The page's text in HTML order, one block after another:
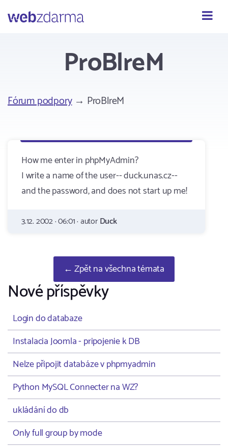
Webzdarma
ProBlreM
Fórum podpory→ ProBlreM
How me enter in phpMyAdmin?
I write a name of the user-- duck.unas.cz--
and the password, and does not start up me!
3.12. 2002 · 06:01 · autorDuck
← Zpět na všechna témata
Nové příspěvky
Login do databaze
Instalacia Joomla - pripojenie k DB
Nelze připojit databáze v phpmyadmin
Python MySQL Connecter na WZ?
ukládání do db
Only full group by mode